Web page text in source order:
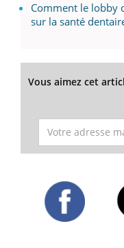
Comment le lobby
sur la santé
Vous aimez cet